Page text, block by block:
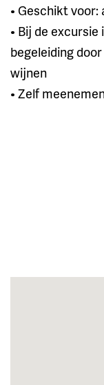
• Geschikt voor:
• Bij de
begeleiding
wijnen
• Zelf